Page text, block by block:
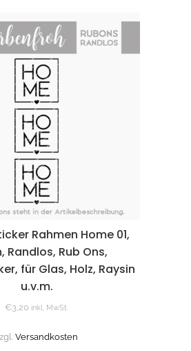
Rahmen Home 01,
Randlos, Rub Ons,
für Glas, Holz, Raysin
u.v.m.
€3,20 inkl. MwSt.
Versandkosten